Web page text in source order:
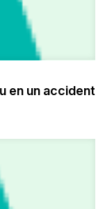
en un accident